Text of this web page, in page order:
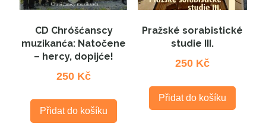
CD Chróšćanscy
muzikanća: Natočene
– hercy, dopijće!
250 Kč
Přidat do košíku
Pražské sorabistické
studie III.
250 Kč
Přidat do košíku